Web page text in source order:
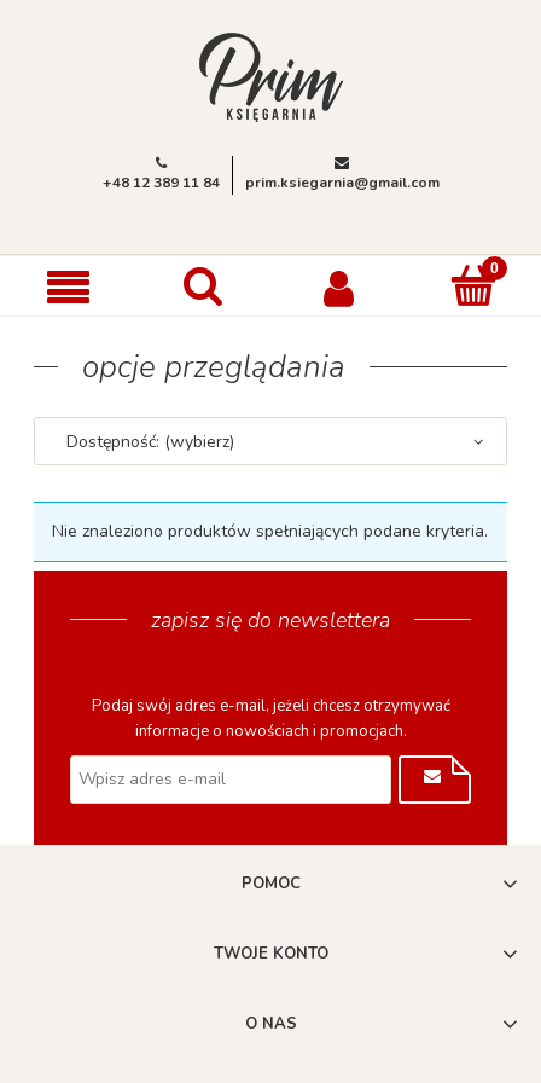
+48 12 389 11 84 prim.ksiegarnia@gmail.com
opcje przeglądania
Dostępność: (wybierz)
Nie znaleziono produktów spełniających podane kryteria.
zapisz się do newslettera
Podaj swój adres e-mail, jeżeli chcesz otrzymywać
informacje o nowościach i promocjach.
POMOC
TWOJE KONTO
O NAS